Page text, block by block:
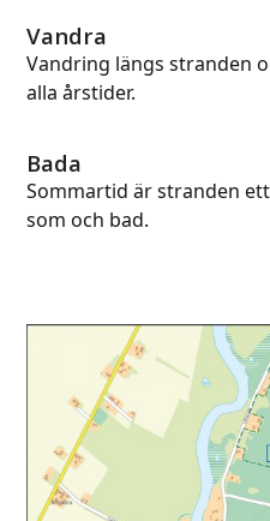
Vandra
Vandring längs stranden
alla årstider.
Bada
Sommartid är stranden
som och bad.